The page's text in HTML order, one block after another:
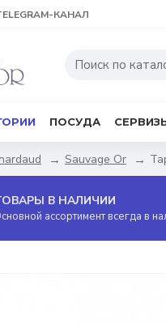
КАНАЛ
ПОСУДА
Sauvage Or
В НАЛИЧИИ
ассортимент всегда в